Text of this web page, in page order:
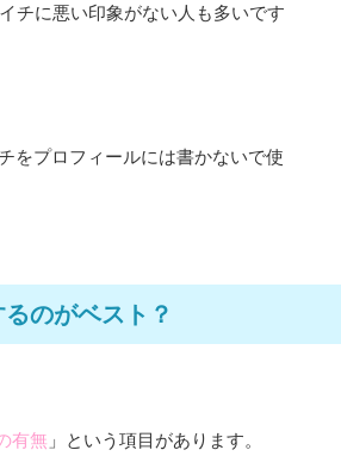
チに悪い印象がない人も多いです
をプロフィールには書かないで使
のがベスト？
有無 」という項目があります。